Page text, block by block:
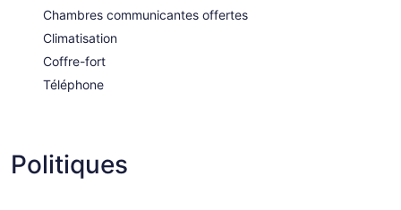
Chambres communicantes offertes
Climatisation
Coffre-fort
Téléphone
Politiques